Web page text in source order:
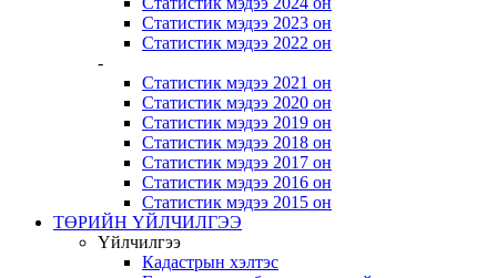
Статистик мэдээ 2023 он
Статистик мэдээ 2022 он
-
Статистик мэдээ 2021 он
Статистик мэдээ 2020 он
Статистик мэдээ 2019 он
Статистик мэдээ 2018 он
Статистик мэдээ 2017 он
Статистик мэдээ 2016 он
Статистик мэдээ 2015 он
ТӨРИЙН ҮЙЛЧИЛГЭЭ
Үйлчилгээ
Кадастрын хэлтэс